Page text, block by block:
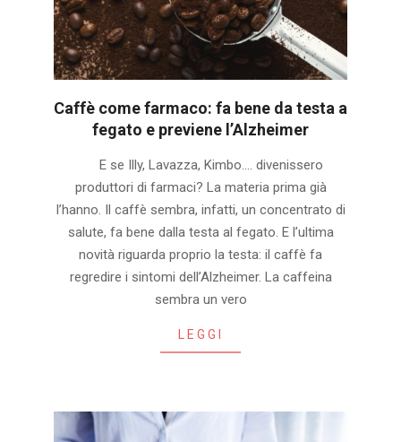
Caffè come farmaco: fa bene da testa a
fegato e previene l’Alzheimer
E se Illy, Lavazza, Kimbo…. divenissero
produttori di farmaci? La materia prima già
l’hanno. Il caffè sembra, infatti, un concentrato di
salute, fa bene dalla testa al fegato. E l’ultima
novità riguarda proprio la testa: il caffè fa
regredire i sintomi dell’Alzheimer. La caffeina
sembra un vero
LEGGI